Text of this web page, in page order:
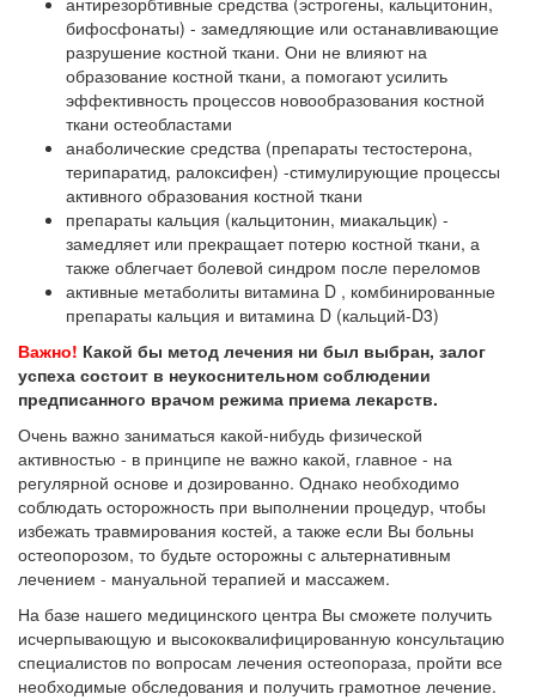
бифосфонаты) - замедляющие или останавливающие
разрушение костной ткани. Они не влияют на
образование костной ткани, а помогают усилить
эффективность процессов новообразования костной
ткани остеобластами
анаболические средства (препараты тестостерона,
терипаратид, ралоксифен) -стимулирующие процессы
активного образования костной ткани
препараты кальция (кальцитонин, миакальцик) -
замедляет или прекращает потерю костной ткани, а
также облегчает болевой синдром после переломов
активные метаболиты витамина D , комбинированные
препараты кальция и витамина D (кальций-D3)
Важно! Какой бы метод лечения ни был выбран, залог
успеха состоит в неукоснительном соблюдении
предписанного врачом режима приема лекарств.
Очень важно заниматься какой-нибудь физической
активностью - в принципе не важно какой, главное - на
регулярной основе и дозированно. Однако необходимо
соблюдать осторожность при выполнении процедур, чтобы
избежать травмирования костей, а также если Вы больны
остеопорозом, то будьте осторожны с альтернативным
лечением - мануальной терапией и массажем.
На базе нашего медицинского центра Вы сможете получить
исчерпывающую и высококвалифицированную консультацию
специалистов по вопросам лечения остеопораза, пройти все
необходимые обследования и получить грамотное лечение.